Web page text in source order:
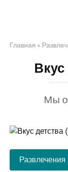
Главная »
Вкус
Мы
Развлечения